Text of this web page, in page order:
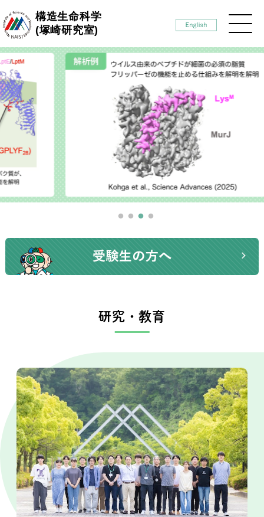
構造生命科学
(塚崎研究室)
研究・教育